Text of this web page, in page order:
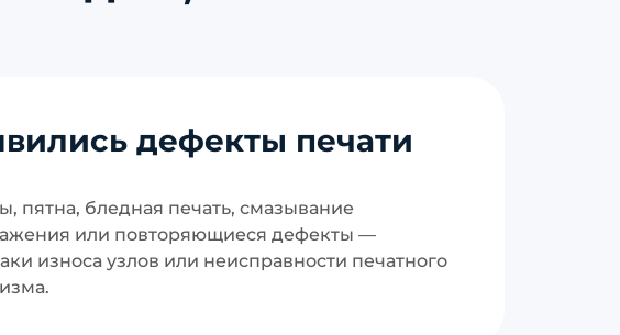
дефекты печати
пятна, бледная печать, смазывание
или повторяющиеся дефекты —
износа узлов или неисправности печатного